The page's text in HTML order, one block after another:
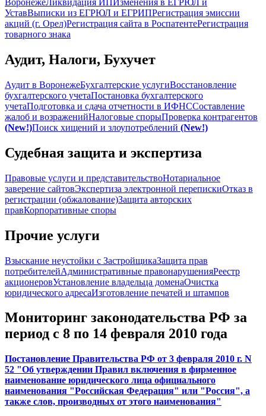
ВоронежеЛиквидация ИПИзменения в ЕГРЮЛ и
УставВыписки из ЕГРЮЛ и ЕГРИПРегистрация эмиссии
акций (г. Орел)Регистрация сайта в РоспатентеРегистрация
товарного знака
Аудит, Налоги, Бухучет
Аудит в ВоронежеБухгалтерские услугиВосстановление
бухгалтерского учетаПостановка бухгалтерского
учетаПодготовка и сдача отчетности в ИФНССоставление
жалоб и возраженийНалоговые спорыПроверка контрагентов
(New!)Поиск хищений и злоупотреблений (New!)
Судебная защита и экспертиза
Правовые услуги и представительствоНотариальное
заверение сайтовЭкспертиза электронной перепискиОтказ в
регистрации (обжалование)Защита авторских
правКорпоративные споры
Прочие услуги
Взыскание неустойки с ЗастройщикаЗащита прав
потребителейАдминистративные правонарушенияРеестр
акционеровУстановление владельца доменаОчистка
юридического адресаИзготовление печатей и штампов
Мониторинг законодательства РФ за
период с 8 по 14 февраля 2010 года
Постановление Правительства РФ от 3 февраля 2010 г. N
52 "Об утверждении Правил включения в фирменное
наименование юридического лица официального
наименования "Российская Федерация" или "Россия", а
также слов, производных от этого наименования"